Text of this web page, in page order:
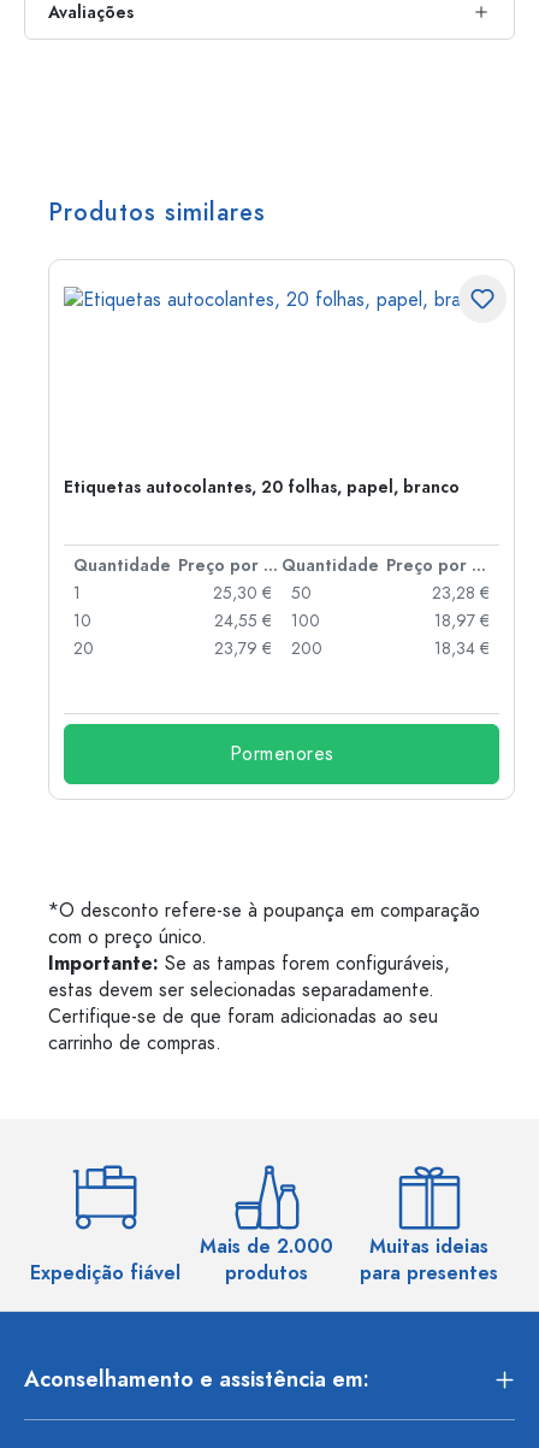
Avaliações
Produtos similares
Etiquetas autocolantes, 20 folhas, papel, branco
Quantidade Preço por peça Quantidade
Preço por peça
1
25,30 €
10
24,55 €
20
23,79 €
50
23,28 €
100
18,97 €
200
18,34 €
Pormenores
*O desconto refere-se à poupança em comparação
com o preço único.
Importante: Se as tampas forem configuráveis,
estas devem ser selecionadas separadamente.
Certifique-se de que foram adicionadas ao seu
carrinho de compras.
Expedição fiável
Mais de 2.000
produtos
Muitas ideias
para presentes
Aconselhamento e assistência em: